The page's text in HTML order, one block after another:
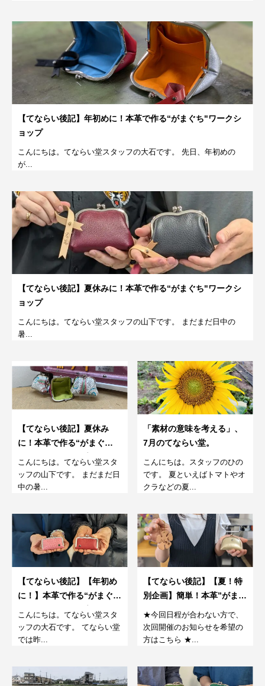
【てならい後記】年初めに！本革で作る“がまぐち"ワークシ
ョップ
こんにちは。てならい堂スタッフの大石です。 先日、年初めの
が...
【てならい後記】夏休みに！本革で作る“がまぐち"ワークシ
ョップ
こんにちは。てならい堂スタッフの山下です。 まだまだ日中の
暑...
【てならい後記】夏休み
に！本革で作る“がまぐ
ち"ワークショップ
こんにちは。てならい堂スタ
ッフの山下です。 まだまだ日
中の暑...
「素材の意味を考える」、
7月のてならい堂。
こんにちは。スタッフのひの
です。 夏といえばトマトやオ
クラなどの夏...
【てならい後記】【年初め
に！】本革で作る“がまぐ
ち"ワークショップ
こんにちは。てならい堂スタ
ッフの大石です。 てならい堂
では昨...
【てならい後記】【夏！特
別企画】簡単！本革”がまぐ
ち”を2つも作れるワークシ
ョップ
★今回日程が合わない方で、
次回開催のお知らせを希望の
方はこちら ★...